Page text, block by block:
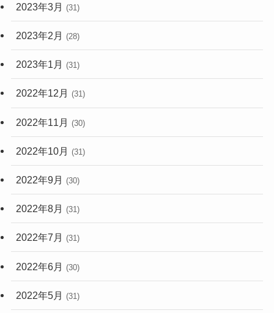
2023年3月 (31)
2023年2月 (28)
2023年1月 (31)
2022年12月 (31)
2022年11月 (30)
2022年10月 (31)
2022年9月 (30)
2022年8月 (31)
2022年7月 (31)
2022年6月 (30)
2022年5月 (31)